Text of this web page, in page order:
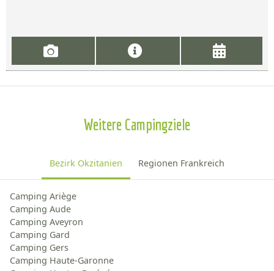
Weitere Campingziele
Bezirk Okzitanien Regionen Frankreich
Camping Ariège
Camping Aude
Camping Aveyron
Camping Gard
Camping Gers
Camping Haute-Garonne